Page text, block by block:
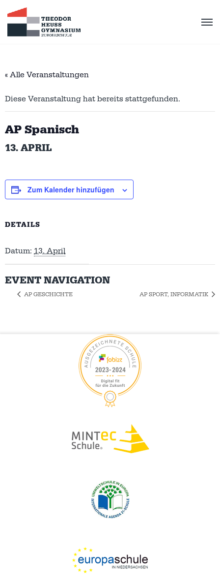
« Alle Veranstaltungen
Diese Veranstaltung hat bereits stattgefunden.
AP Spanisch
13. APRIL
Zum Kalender hinzufügen
DETAILS
Datum: 13. April
EVENT NAVIGATION
AP GESCHICHTE AP SPORT, INFORMATIK